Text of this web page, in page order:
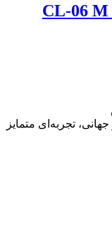
قفل جان لیفت طرح فوپا CL-06 M
تجربه‌ای متمایز